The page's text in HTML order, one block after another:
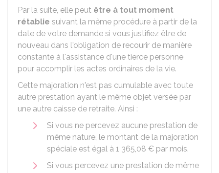
Par la suite, elle peut être à tout moment
rétablie suivant la même procédure à partir de la
date de votre demande si vous justifiez être de
nouveau dans l'obligation de recourir de manière
constante à l'assistance d'une tierce personne
pour accomplir les actes ordinaires de la vie.
Cette majoration n'est pas cumulable avec toute
autre prestation ayant le même objet versée par
une autre caisse de retraite. Ainsi :
Si vous ne percevez aucune prestation de
même nature, le montant de la majoration
spéciale est égal à 1 365,08 € par mois.
Si vous percevez une prestation de même